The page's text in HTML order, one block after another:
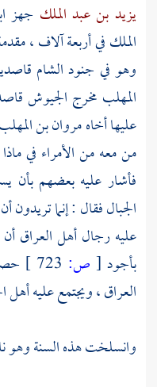
يزيد بن عبد الملك جهز
الملكفي أربعة آلاف ،
وهو في جنودالشام
المهلب مخرج الجيوش
عليها أخاهمروان بن المهلب
من معه من الأمراء في
فأشار عليه بعضهم بأن
الجبال فقال : إنما
عليه رجالأهلالعراق
بأجود [ ص:
العراق، ويجتمع عليهأهل
وانسلخت هذه السنة وهو